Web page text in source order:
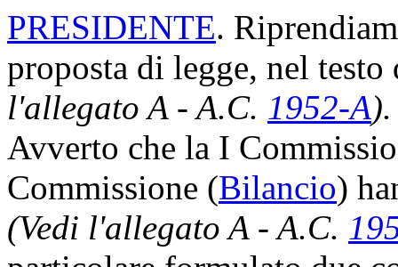
PRESIDENTE.
proposta di legge, nel
l'allegato A - A.C. 1952-A).
Avverto che la I
Commissione (Bilancio)
(Vedi l'allegato A - A.C.